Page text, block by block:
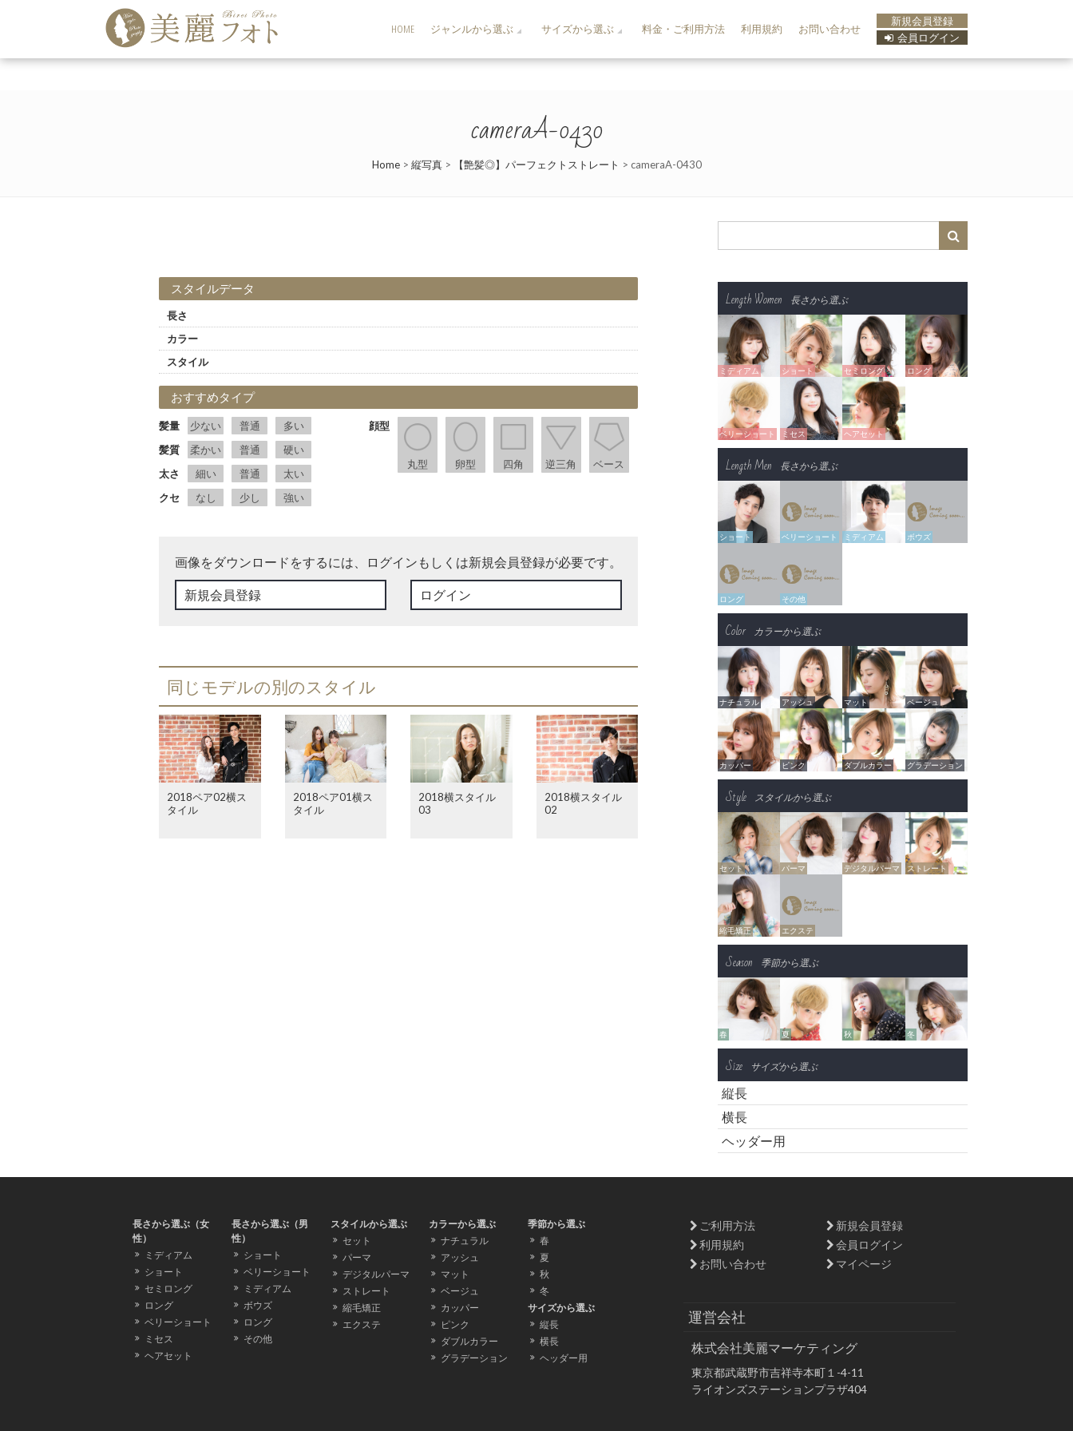
HOME ジャンルから選ぶ サイズから選ぶ 料金・ご利用方法 利用規約 お問い合わせ
新規会員登録
会員ログイン
cameraA-0430
Home> 縦写真> 【艶髪◎】パーフェクトストレート > cameraA-0430
スタイルデータ
長さ
カラー
スタイル
おすすめタイプ
髪量 少ない 普通
多い
髪質
柔かい 普通
硬い
太さ
細い 普通
太い
クセ
なし 少し 強い
顔型
丸型 卵型 四角 逆三角 ベース
画像をダウンロードをするには、ログインもしくは新規会員登録が必要です。
新規会員登録 ログイン
同じモデルの別のスタイル
2018ペア02横ス
タイル
2018ペア01横ス
タイル
2018横スタイル
03
2018横スタイル
02
Length Women 長さから選ぶ
ミディアム ショート セミロング ロング
ベリーショート ミセス ヘアセット
Length Men 長さから選ぶ
ショート ベリーショート ミディアム ボウズ
ロング その他
Color カラーから選ぶ
ナチュラル アッシュ マット ベージュ
カッパー ピンク ダブルカラー グラデーション
Style スタイルから選ぶ
セット パーマ デジタルパーマ ストレート
縮毛矯正 エクステ
Season 季節から選ぶ
春 夏 秋 冬
Size サイズから選ぶ
縦長
横長
ヘッダー用
長さから選ぶ（女
性）
ミディアム
ショート
セミロング
ロング
ベリーショート
ミセス
ヘアセット
長さから選ぶ（男
性）
ショート
ベリーショート
ミディアム
ボウズ
ロング
その他
スタイルから選ぶ
セット
パーマ
デジタルパーマ
ストレート
縮毛矯正
エクステ
カラーから選ぶ
ナチュラル
アッシュ
マット
ベージュ
カッパー
ピンク
ダブルカラー
グラデーション
季節から選ぶ
春
夏
秋
冬
サイズから選ぶ
縦長
横長
ヘッダー用
ご利用方法
利用規約
お問い合わせ
新規会員登録
会員ログイン
マイページ
運営会社
株式会社美麗マーケティング
東京都武蔵野市吉祥寺本町１-4-11
ライオンズステーションプラザ404